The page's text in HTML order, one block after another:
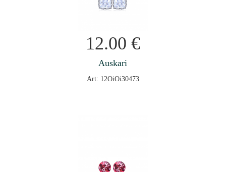
12.00 €
Auskari
Art: 12OiOi30473